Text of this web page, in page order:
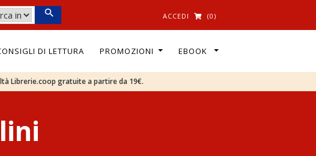
ACCEDI (0)
DI LETTURA PROMOZIONI EBOOK
Librerie.coop gratuite a partire da 19€.